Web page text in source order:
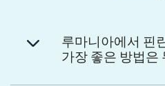
루마니아에서 핀
가장 좋은 방법은